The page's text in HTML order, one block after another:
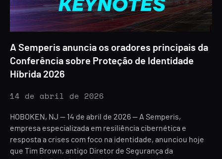
A Semperis anuncia os oradores principais da
Conferência sobre Proteção de Identidade
Híbrida 2026
14 de abril de 2026
HOBOKEN, NJ — 14 de abril de 2026 — A Semperis,
empresa especializada em resiliência cibernética e
resposta a crises com foco na identidade, anunciou hoje
que Tim Brown, antigo Diretor de Segurança da